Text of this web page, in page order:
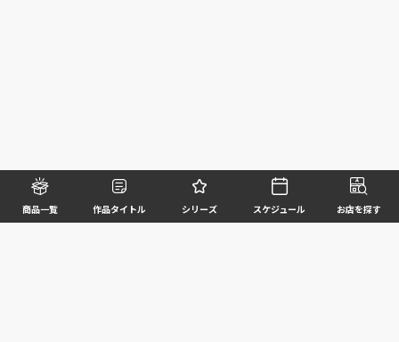
商品一覧 作品タイトル シリーズ スケジュール お店を探す